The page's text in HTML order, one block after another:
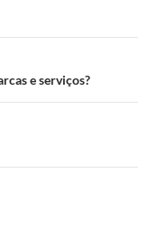
e serviços?